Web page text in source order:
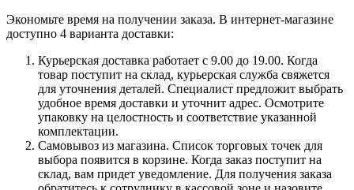
Экономьте время на получении заказа. В интернет-магазине
доступно 4 варианта доставки:
Курьерская доставка работает с 9.00 до 19.00. Когда
товар поступит на склад, курьерская служба свяжется
для уточнения деталей. Специалист предложит выбрать
удобное время доставки и уточнит адрес. Осмотрите
упаковку на целостность и соответствие указанной
комплектации.
Самовывоз из магазина. Список торговых точек для
выбора появится в корзине. Когда заказ поступит на
склад, вам придет уведомление. Для получения заказа